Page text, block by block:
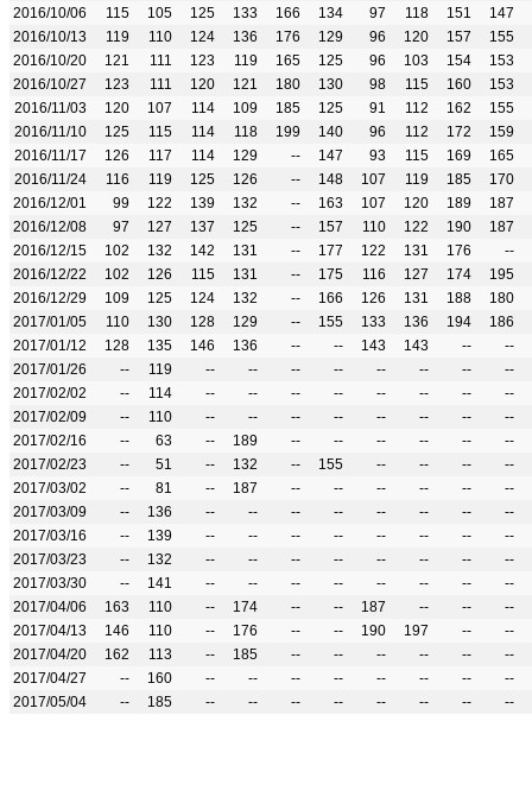
2016/10/06
115 105 125 133 166 134 97 118 151
147
2016/10/13
119 110 124 136 176 129 96 120 157
155
2016/10/20
121 111 123 119 165 125 96 103 154
153
2016/10/27
123 111 120 121 180 130 98 115 160
153
2016/11/03
120 107 114 109 185 125 91 112 162
155
2016/11/10
125 115 114 118 199 140 96 112 172
159
2016/11/17
126 117 114 129 -- 147 93 115 169
165
2016/11/24
116 119 125 126 -- 148 107 119 185
170
2016/12/01
99 122 139 132 -- 163 107 120 189
187
2016/12/08
97 127 137 125 -- 157 110 122 190
187
2016/12/15
102 132 142 131 -- 177 122 131 176
--
2016/12/22
102 126 115 131 -- 175 116 127 174
195
2016/12/29
109 125 124 132 -- 166 126 131 188
180
2017/01/05
110 130 128 129 -- 155 133 136 194
186
2017/01/12
128 135 146 136 -- -- 143 143 --
--
2017/01/26
-- 119 -- -- -- -- -- -- --
--
2017/02/02
-- 114 -- -- -- -- -- -- --
--
2017/02/09
-- 110 -- -- -- -- -- -- --
--
2017/02/16
-- 63 -- 189 -- -- -- -- --
--
2017/02/23
-- 51 -- 132 -- 155 -- -- --
--
2017/03/02
-- 81 -- 187 -- -- -- -- --
--
2017/03/09
-- 136 -- -- -- -- -- -- --
--
2017/03/16
-- 139 -- -- -- -- -- -- --
--
2017/03/23
-- 132 -- -- -- -- -- -- --
--
2017/03/30
-- 141 -- -- -- -- -- -- --
--
2017/04/06
163 110 -- 174 -- -- 187 -- --
--
2017/04/13
146 110 -- 176 -- -- 190 197 --
--
2017/04/20
162 113 -- 185 -- -- -- -- --
--
2017/04/27
-- 160 -- -- -- -- -- -- --
--
2017/05/04
-- 185 -- -- -- -- -- -- -- --